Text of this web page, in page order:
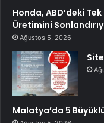
Honda, ABD’deki
Üretimini
Ağustos 5, 2026
Malatya’da 5